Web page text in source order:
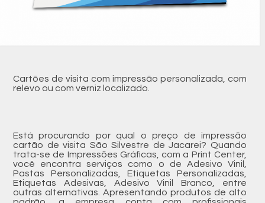
Cartões de visita com impressão personalizada, com
relevo ou com verniz localizado.
Está procurando por qual o preço de impressão
cartão de visita São Silvestre de Jacarei? Quando
trata-se de Impressões Gráficas, com a Print Center,
você encontra serviços como o de Adesivo Vinil,
Pastas Personalizadas, Etiquetas Personalizadas,
Etiquetas Adesivas, Adesivo Vinil Branco, entre
outras alternativas. Apresentando produtos de alto